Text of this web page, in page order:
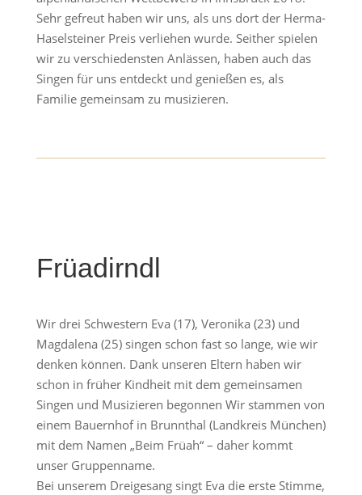
Sehr gefreut haben wir uns, als uns dort der Herma-
Haselsteiner Preis verliehen wurde. Seither spielen
wir zu verschiedensten Anlässen, haben auch das
Singen für uns entdeckt und genießen es, als
Familie gemeinsam zu musizieren.
Früadirndl
Wir drei Schwestern Eva (17), Veronika (23) und
Magdalena (25) singen schon fast so lange, wie wir
denken können. Dank unseren Eltern haben wir
schon in früher Kindheit mit dem gemeinsamen
Singen und Musizieren begonnen Wir stammen von
einem Bauernhof in Brunnthal (Landkreis München)
mit dem Namen „Beim Früah“ – daher kommt
unser Gruppenname.
Bei unserem Dreigesang singt Eva die erste Stimme,